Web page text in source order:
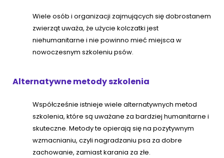
Wiele osób i organizacji zajmujących się dobrostanem
zwierząt uważa, że użycie kolczatki jest
niehumanitarne i nie powinno mieć miejsca w
nowoczesnym szkoleniu psów.
Alternatywne metody szkolenia
Współcześnie istnieje wiele alternatywnych metod
szkolenia, które są uważane za bardziej humanitarne i
skuteczne. Metody te opierają się na pozytywnym
wzmacnianiu, czyli nagradzaniu psa za dobre
zachowanie, zamiast karania za złe.